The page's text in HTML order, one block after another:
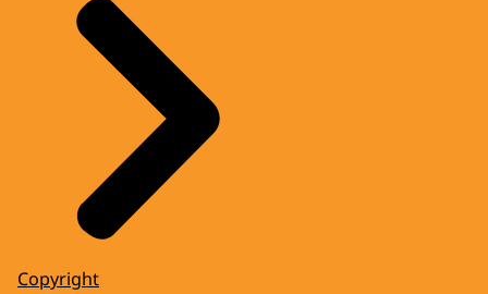
Copyright